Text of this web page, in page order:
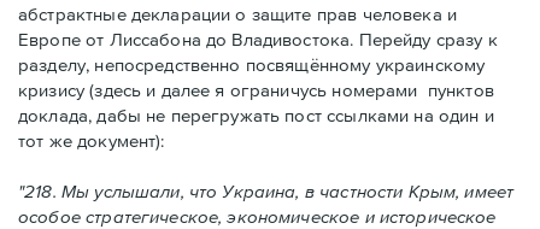
абстрактные декларации о защите прав человека и
Европе от Лиссабона до Владивостока. Перейду сразу к
разделу, непосредственно посвящённому украинскому
кризису (здесь и далее я ограничусь номерами пунктов
доклада, дабы не перегружать пост ссылками на один и
тот же документ):
"218. Мы yслышали, что Украина, в частности Крым, имеет
особое стратегическое, экономическое и историческое